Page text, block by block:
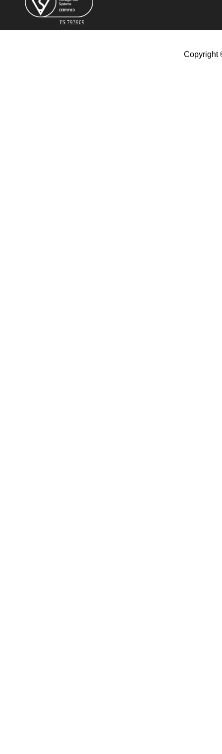
FS 793909
Copyright